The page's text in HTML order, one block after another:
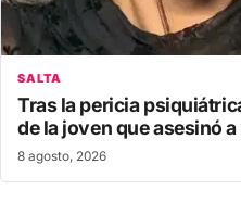
SALTA
Tras la pericia
de la joven que asesinó
8 agosto, 2026